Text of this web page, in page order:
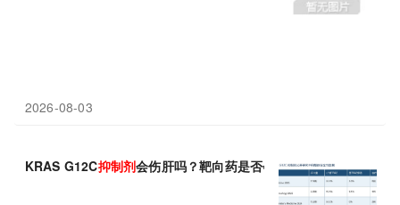
2026-08-03
KRAS G12C抑制剂会伤肝吗？靶向药是否会影响肝功能？